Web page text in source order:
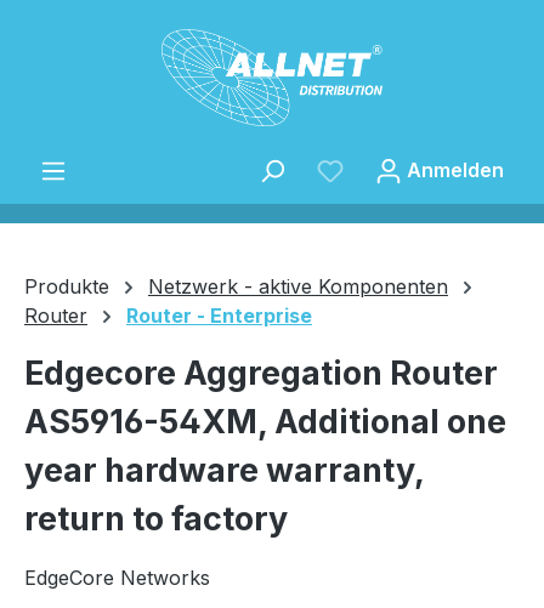
Zum Hauptinhalt springen
Speichern
Anmelden
Produkte
Netzwerk - aktive Komponenten
Router
Router - Enterprise
Edgecore Aggregation Router
AS5916-54XM, Additional one
year hardware warranty,
return to factory
EdgeCore Networks